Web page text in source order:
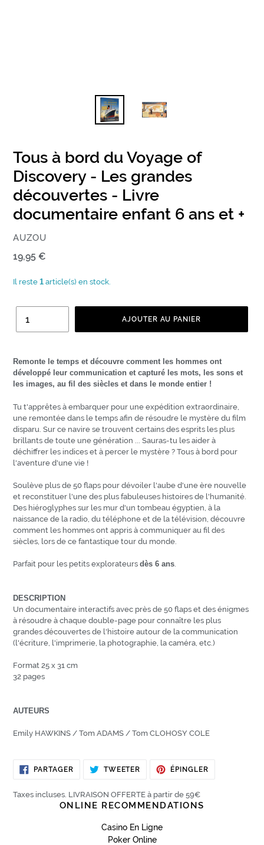
Tous à bord du Voyage of
Discovery - Les grandes
découvertes - Livre
documentaire enfant 6 ans et +
ÉDITEUR
AUZOU
Prix
19,95 €
Il reste 1 article(s) en stock.
AJOUTER AU PANIER
Remonte le temps et découvre comment les hommes ont
développé leur communication et capturé les mots, les sons et
les images, au fil des siècles et dans le monde entier !
Tu t'apprêtes à embarquer pour une expédition extraordinaire,
une remontée dans le temps afin de résoudre le mystère du film
disparu. Sur ce navire se trouvent certains des esprits les plus
brillants de toute une génération ... Sauras-tu les aider à
déchiffrer les indices et à percer le mystère ? Tous à bord pour
l'aventure d'une vie !
Soulève plus de 50 flaps pour dévoiler l'aube d'une ère nouvelle
et reconstituer l'une des plus fabuleuses histoires de l'humanité.
Des hiéroglyphes sur les mur d'un tombeau égyptien, à la
naissance de la radio, du téléphone et de la télévision, découvre
comment les hommes ont appris à communiquer au fil des
siècles, lors de ce fantastique tour du monde.
Parfait pour les petits explorateurs dès 6 ans.
DESCRIPTION
Un documentaire interactifs avec près de 50 flaps et des énigmes
à résoudre à chaque double-page pour connaître les plus
grandes découvertes de l'histoire autour de la communication
(l'écriture, l'imprimerie, la photographie, la caméra, etc.)
Format 25 x 31 cm
32 pages
AUTEURS
Emily HAWKINS / Tom ADAMS / Tom CLOHOSY COLE
PARTAGERPARTAGERTWEETER TWEETERÉPINGLER
Taxes incluses. LIVRAISON OFFERTE à partir de 59€
ONLINE RECOMMENDATIONS
Casino En Ligne
Poker Online